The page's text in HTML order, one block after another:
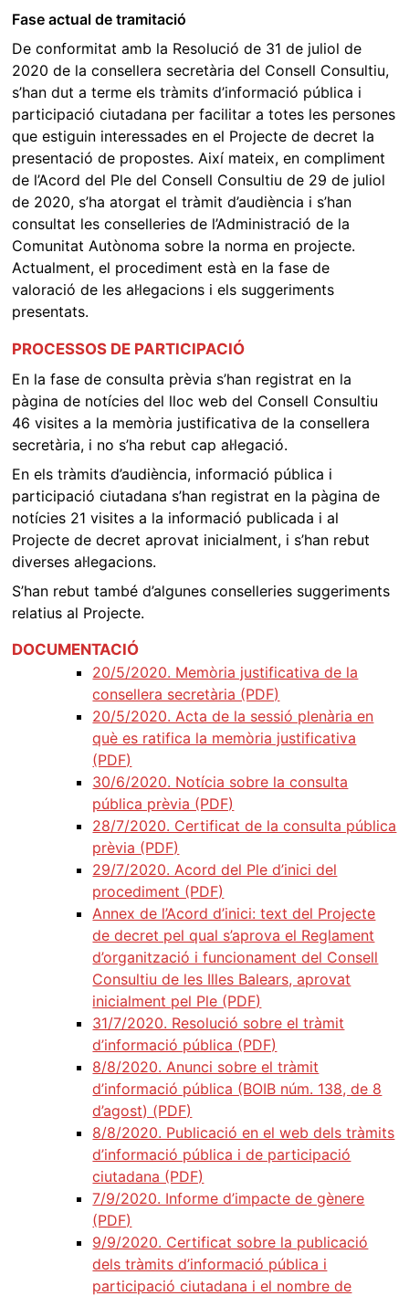
Fase actual de tramitació
De conformitat amb la Resolució de 31 de juliol de
2020 de la consellera secretària del Consell Consultiu,
s’han dut a terme els tràmits d’informació pública i
participació ciutadana per facilitar a totes les persones
que estiguin interessades en el Projecte de decret la
presentació de propostes. Així mateix, en compliment
de l’Acord del Ple del Consell Consultiu de 29 de juliol
de 2020, s’ha atorgat el tràmit d’audiència i s’han
consultat les conselleries de l’Administració de la
Comunitat Autònoma sobre la norma en projecte.
Actualment, el procediment està en la fase de
valoració de les al·legacions i els suggeriments
presentats.
PROCESSOS DE PARTICIPACIÓ
En la fase de consulta prèvia s’han registrat en la
pàgina de notícies del lloc web del Consell Consultiu
46 visites a la memòria justificativa de la consellera
secretària, i no s’ha rebut cap al·legació.
En els tràmits d’audiència, informació pública i
participació ciutadana s’han registrat en la pàgina de
notícies 21 visites a la informació publicada i al
Projecte de decret aprovat inicialment, i s’han rebut
diverses al·legacions.
S’han rebut també d’algunes conselleries suggeriments
relatius al Projecte.
DOCUMENTACIÓ
20/5/2020. Memòria justificativa de la
consellera secretària (PDF)
20/5/2020. Acta de la sessió plenària en
què es ratifica la memòria justificativa
(PDF)
30/6/2020. Notícia sobre la consulta
pública prèvia (PDF)
28/7/2020. Certificat de la consulta pública
prèvia (PDF)
29/7/2020. Acord del Ple d’inici del
procediment (PDF)
Annex de l’Acord d’inici: text del Projecte
de decret pel qual s’aprova el Reglament
d’organització i funcionament del Consell
Consultiu de les Illes Balears, aprovat
inicialment pel Ple (PDF)
31/7/2020. Resolució sobre el tràmit
d’informació pública (PDF)
8/8/2020. Anunci sobre el tràmit
d’informació pública (BOIB núm. 138, de 8
d’agost) (PDF)
8/8/2020. Publicació en el web dels tràmits
d’informació pública i de participació
ciutadana (PDF)
7/9/2020. Informe d’impacte de gènere
(PDF)
9/9/2020. Certificat sobre la publicació
dels tràmits d’informació pública i
participació ciutadana i el nombre de